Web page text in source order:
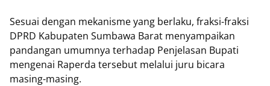
​Sesuai dengan mekanisme yang berlaku, fraksi-fraksi
DPRD Kabupaten Sumbawa Barat menyampaikan
pandangan umumnya terhadap Penjelasan Bupati
mengenai Raperda tersebut melalui juru bicara
masing-masing.